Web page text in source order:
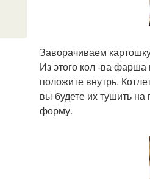
Заворачиваем
Из этого кол -ва фарша
положите внутрь.
вы будете их тушить
форму.